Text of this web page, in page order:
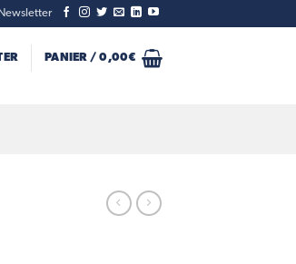
Newsletter
PANIER /0,00€